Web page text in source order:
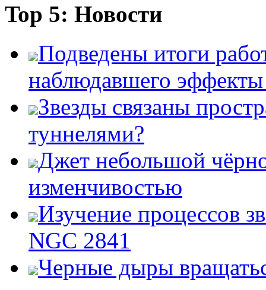
Top 5: Новости
Подведены итоги
наблюдавшего
Звезды связаны
туннелями?
Джет небольшой
изменчивостью
Изучение процессов
NGC 2841
Черные дыры